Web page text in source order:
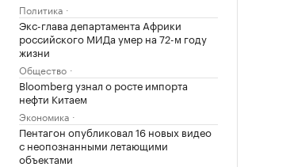
Политика
Экс-глава департамента Африки
российского МИДа умер на 72-м году
жизни
Общество
Bloomberg узнал о росте импорта
нефти Китаем
Экономика
Пентагон опубликовал 16 новых видео
с неопознанными летающими
объектами